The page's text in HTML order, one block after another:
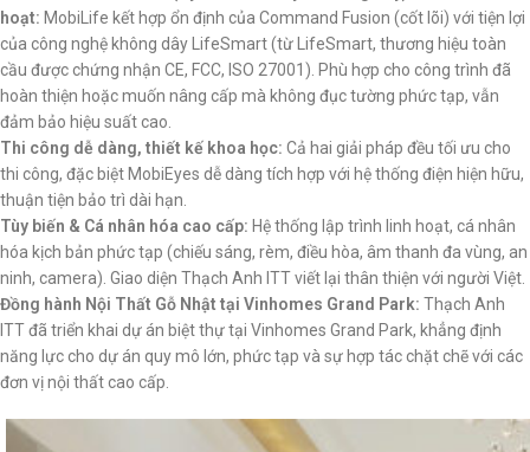
hoạt: MobiLife kết hợp ổn định của Command Fusion (cốt lõi) với tiện lợi
của công nghệ không dây LifeSmart (từ LifeSmart, thương hiệu toàn
cầu được chứng nhận CE, FCC, ISO 27001). Phù hợp cho công trình đã
hoàn thiện hoặc muốn nâng cấp mà không đục tường phức tạp, vẫn
đảm bảo hiệu suất cao.
Thi công dễ dàng, thiết kế khoa học: Cả hai giải pháp đều tối ưu cho
thi công, đặc biệt MobiEyes dễ dàng tích hợp với hệ thống điện hiện hữu,
thuận tiện bảo trì dài hạn.
Tùy biến & Cá nhân hóa cao cấp: Hệ thống lập trình linh hoạt, cá nhân
hóa kịch bản phức tạp (chiếu sáng, rèm, điều hòa, âm thanh đa vùng, an
ninh, camera). Giao diện Thạch Anh ITT viết lại thân thiện với người Việt.
Đồng hành Nội Thất Gỗ Nhật tại Vinhomes Grand Park: Thạch Anh
ITT đã triển khai dự án biệt thự tại Vinhomes Grand Park, khẳng định
năng lực cho dự án quy mô lớn, phức tạp và sự hợp tác chặt chẽ với các
đơn vị nội thất cao cấp.